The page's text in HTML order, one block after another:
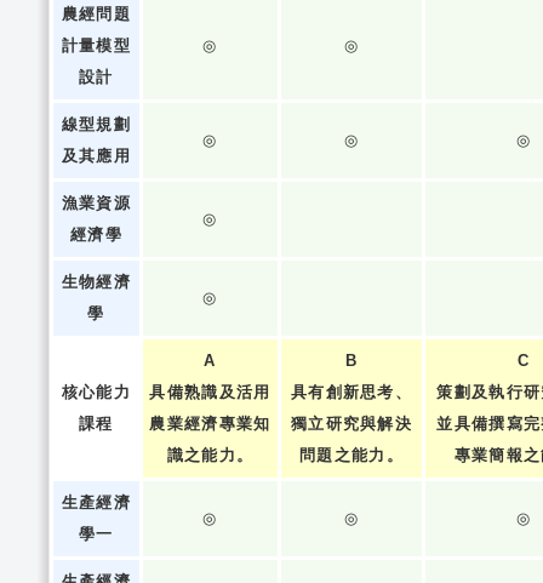
農經問題
計量模型
設計
◎ ◎
線型規劃
及其應用
◎ ◎ ◎
漁業資源
經濟學
◎
生物經濟
學
◎
核心能力
課程
A
具備熟識及活用
農業經濟專業知
識之能力。
B
具有創新思考、
獨立研究與解決
問題之能力。
C
策劃及執行
並具備撰寫
專業簡報
生產經濟
學一
◎ ◎ ◎